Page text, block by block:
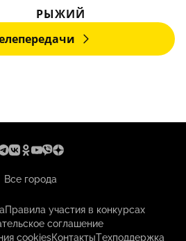
РЫЖИЙ
Все города
Правила участия в конкурсах
соглашение
cookiesКонтактыТехподдержка